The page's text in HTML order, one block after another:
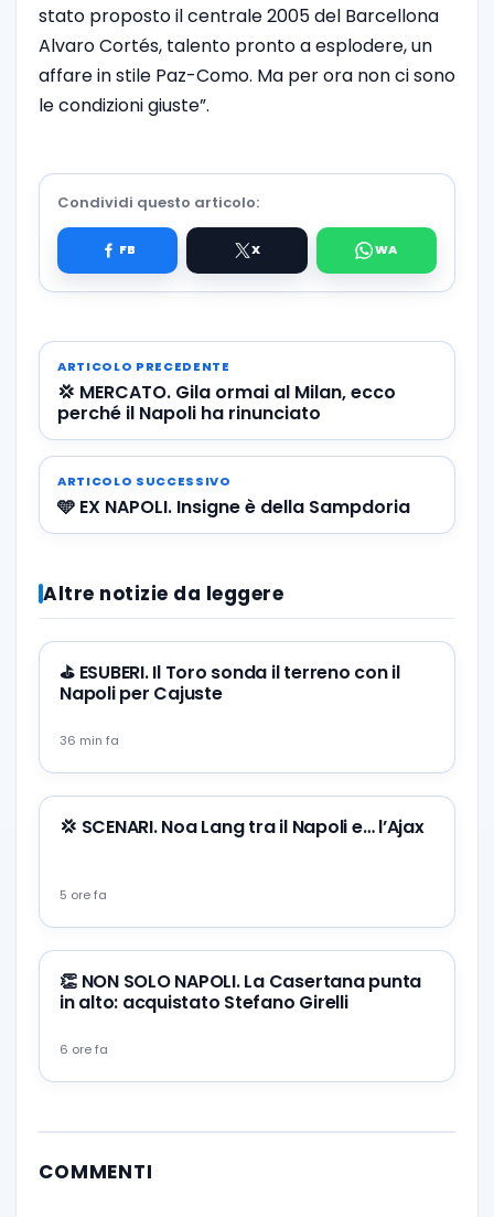
stato proposto il centrale 2005 del Barcellona
Alvaro Cortés, talento pronto a esplodere, un
affare in stile Paz-Como. Ma per ora non ci sono
le condizioni giuste”.
Condividi questo articolo:
ARTICOLO PRECEDENTE
💢 MERCATO. Gila ormai al Milan, ecco
perché il Napoli ha rinunciato
ARTICOLO SUCCESSIVO
🩵 EX NAPOLI. Insigne è della Sampdoria
Altre notizie da leggere
⛳ ESUBERI. Il Toro sonda il terreno con il
Napoli per Cajuste
36 min fa
💢 SCENARI. Noa Lang tra il Napoli e… l’Ajax
5 ore fa
👏 NON SOLO NAPOLI. La Casertana punta
in alto: acquistato Stefano Girelli
6 ore fa
COMMENTI